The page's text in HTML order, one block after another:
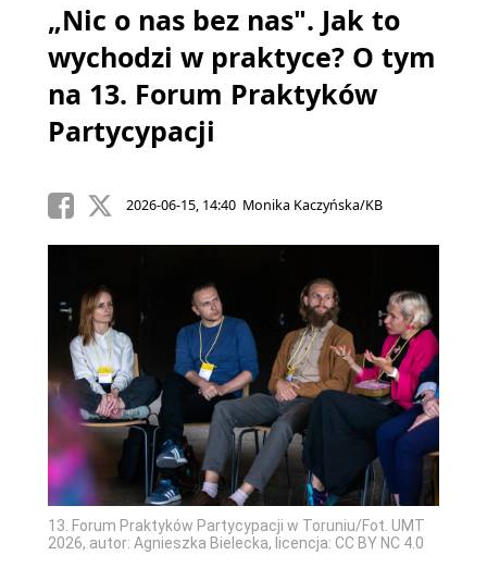
„Nic o nas bez nas". Jak to
wychodzi w praktyce? O tym
na 13. Forum Praktyków
Partycypacji
2026-06-15, 14:40 Monika Kaczyńska/KB
13. Forum Praktyków Partycypacji w Toruniu/Fot. UMT
2026, autor: Agnieszka Bielecka, licencja: CC BY NC 4.0